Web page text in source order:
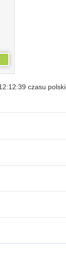
czasu